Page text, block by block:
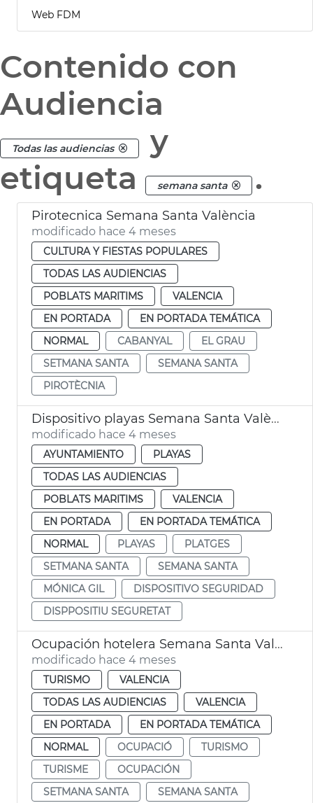
Web FDM
Contenido con
Audiencia
Todas las audiencias
y
etiqueta
semana santa .
Pirotecnica Semana Santa València
modificado hace 4 meses
CULTURA Y FIESTAS POPULARES
TODAS LAS AUDIENCIAS
POBLATS MARITIMS
VALENCIA
EN PORTADA
EN PORTADA TEMÁTICA
NORMAL
CABANYAL
EL GRAU
SETMANA SANTA
SEMANA SANTA
PIROTÈCNIA
Dispositivo playas Semana Santa València
modificado hace 4 meses
AYUNTAMIENTO
PLAYAS
TODAS LAS AUDIENCIAS
POBLATS MARITIMS
VALENCIA
EN PORTADA
EN PORTADA TEMÁTICA
NORMAL
PLAYAS
PLATGES
SETMANA SANTA
SEMANA SANTA
MÓNICA GIL
DISPOSITIVO SEGURIDAD
DISPPOSITIU SEGURETAT
Ocupación hotelera Semana Santa València
modificado hace 4 meses
TURISMO
VALENCIA
TODAS LAS AUDIENCIAS
VALENCIA
EN PORTADA
EN PORTADA TEMÁTICA
NORMAL
OCUPACIÓ
TURISMO
TURISME
OCUPACIÓN
SETMANA SANTA
SEMANA SANTA